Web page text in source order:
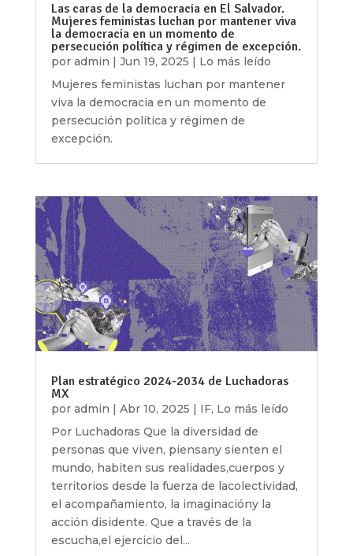
Las caras de la democracia en El Salvador.
Mujeres feministas luchan por mantener viva
la democracia en un momento de
persecución política y régimen de excepción.
por admin | Jun 19, 2025 | Lo más leído
Mujeres feministas luchan por mantener
viva la democracia en un momento de
persecución política y régimen de
excepción.
Plan estratégico 2024-2034 de Luchadoras
MX
por admin | Abr 10, 2025 | IF, Lo más leído
Por Luchadoras Que la diversidad de
personas que viven, piensany sienten el
mundo, habiten sus realidades,cuerpos y
territorios desde la fuerza de lacolectividad,
el acompañamiento, la imaginacióny la
acción disidente. Que a través de la
escucha,el ejercicio del...